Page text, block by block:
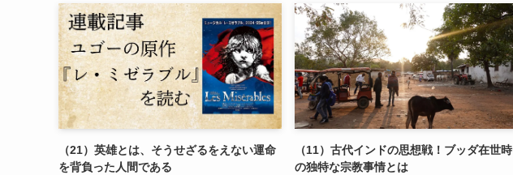
（21）英雄とは、そうせざるをえない運命
を背負った人間である
（11）古代インドの思想戦！ブッダ在世時
の独特な宗教事情とは